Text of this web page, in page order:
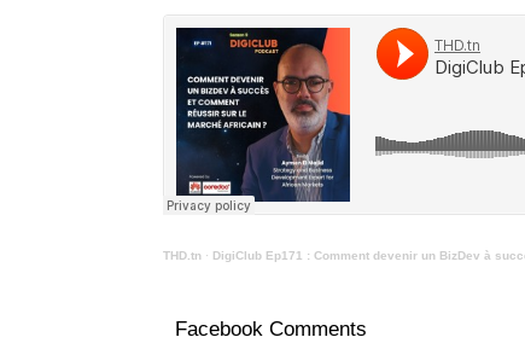
THD.tn· DigiClub Ep171 : Comment devenir un BizDev à
Facebook Comments